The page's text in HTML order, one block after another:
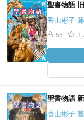
聖書物語
香山彬子
55
聖書物語
香山彬子